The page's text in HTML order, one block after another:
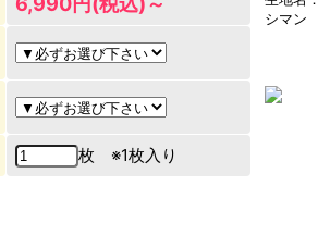
枚 ※1枚入り
シマン